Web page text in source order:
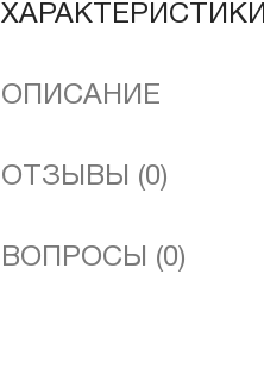
ХАРАКТЕРИСТИКИ
ОПИСАНИЕ
ОТЗЫВЫ (0)
ВОПРОСЫ (0)